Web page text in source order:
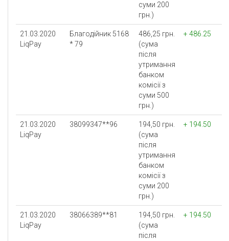
суми 200
грн.)
21.03.2020
LiqPay
Благодійник 5168
* 79
486,25 грн.
(сума
після
утримання
банком
комісії з
суми 500
грн.)
+ 486.25
21.03.2020
LiqPay
38099347**96
194,50 грн.
(сума
після
утримання
банком
комісії з
суми 200
грн.)
+ 194.50
21.03.2020
LiqPay
38066389**81
194,50 грн.
(сума
після
+ 194.50